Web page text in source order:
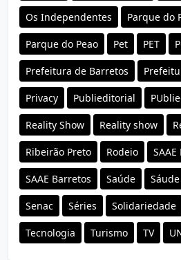
Os Independentes Parque do
Parque do Peao Pet PET
Prefeitura de Barretos
Privacy Publieditorial
Reality Show Reality show
Ribeirão Preto Rodeio
SAAE Barretos Saúde Sáude
Senac Séries Solidariedade
Tecnologia Turismo TV